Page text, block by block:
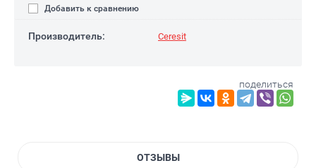
Добавить к сравнению
Производитель: Ceresit
поделиться
ОТЗЫВЫ